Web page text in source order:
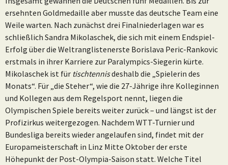
ersehnten Goldmedaille aber musste das deutsche Team eine
Weile warten. Nach zunächst drei Finalniederlagen war es
schließlich Sandra Mikolaschek, die sich mit einem Endspiel-
Erfolg über die Weltranglistenerste Borislava Peric-Rankovic
erstmals in ihrer Karriere zur Paralympics-Siegerin kürte.
Mikolaschek ist für tischtennisdeshalb die „Spielerin des
Monats“. Für „die Steher“, wie die 27-Jährige ihre Kolleginnen
und Kollegen aus dem Regelsport nennt, liegen die
Olympischen Spiele bereits weiter zurück – und längst ist der
Profizirkus weitergezogen. Nachdem WTT-Turnier und
Bundesliga bereits wieder angelaufen sind, findet mit der
Europameisterschaft in Linz Mitte Oktober der erste
Höhepunkt der Post-Olympia-Saison statt. Welche Titel